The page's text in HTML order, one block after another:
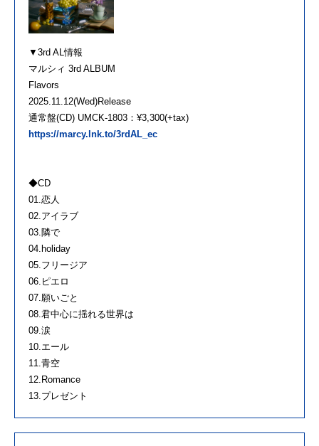
▼3rd AL情報
マルシィ 3rd ALBUM
Flavors
2025.11.12(Wed)Release
通常盤(CD) UMCK-1803：¥3,300(+tax)
https://marcy.lnk.to/3rdAL_ec
◆CD
01.恋人
02.アイラブ
03.隣で
04.holiday
05.フリージア
06.ピエロ
07.願いごと
08.君中心に揺れる世界は
09.涙
10.エール
11.青空
12.Romance
13.プレゼント